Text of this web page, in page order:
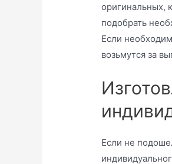
оригинальных,
подобрать
Если
возьмутся за
Если не